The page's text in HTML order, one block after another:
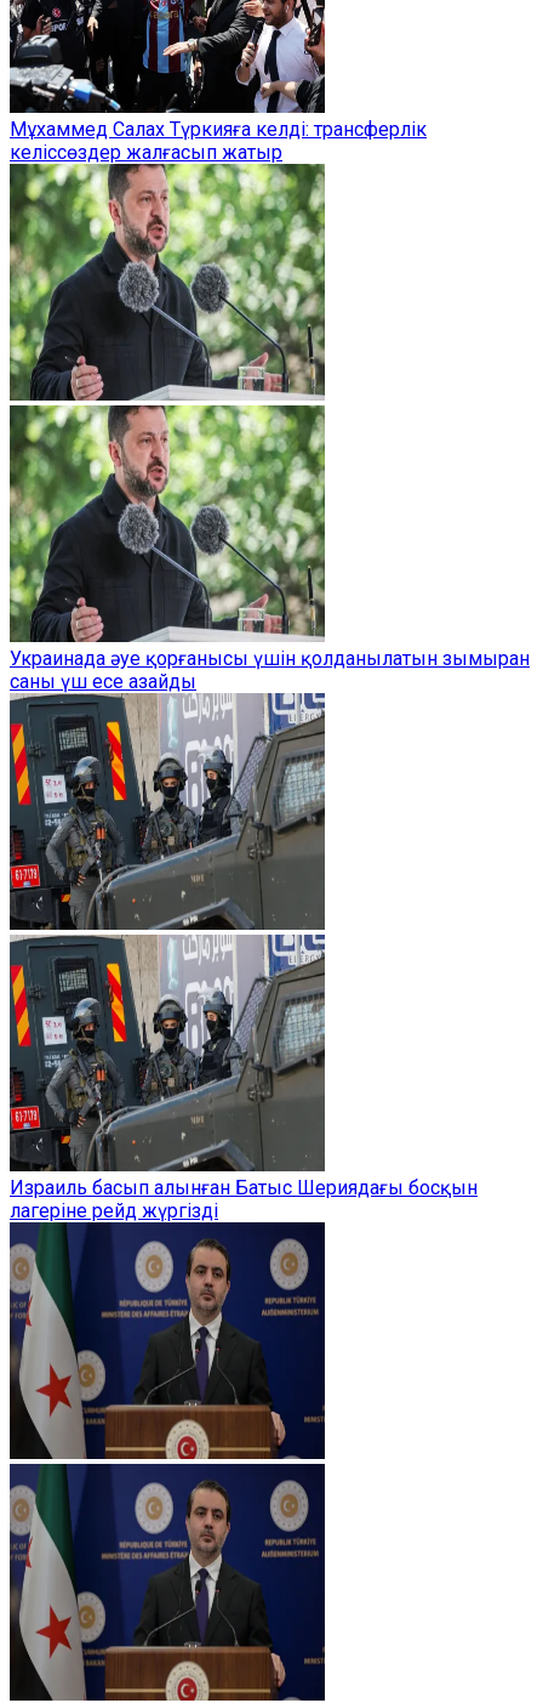
Мұхаммед Салах Түркияға келді: трансферлік
келіссөздер жалғасып жатыр
Украинада әуе қорғанысы үшін қолданылатын зымыран
саны үш есе азайды
Израиль басып алынған Батыс Шериядағы босқын
лагеріне рейд жүргізді